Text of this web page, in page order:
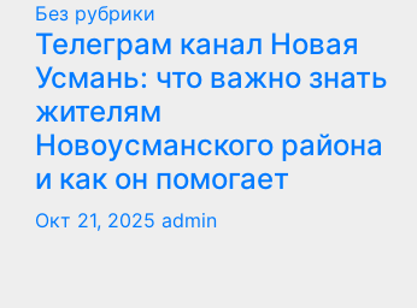
Без рубрики
Телеграм канал Новая
Усмань: что важно знать
жителям
Новоусманского района
и как он помогает
Окт 21, 2025 admin